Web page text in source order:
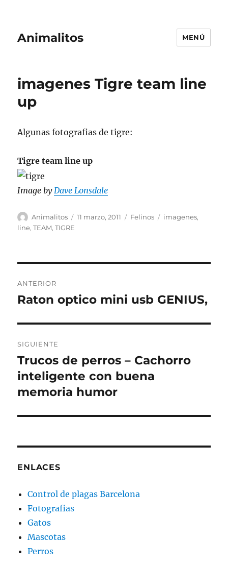
Animalitos MENÚ
imagenes Tigre team line
up
Algunas fotografias de tigre:
Tigre team line up
Image by Dave Lonsdale
Autor
Animalitos
Publicado
11 marzo, 2011 Categorías
Felinos Etiquetas
imagenes,
line,TEAM,TIGRE
de
ANTERIOR
Entrada
Raton optico mini usb GENIUS,
SIGUIENTE
Entrada
siguiente:
Trucos de perros – Cachorro
inteligente con buena
memoria humor
ENLACES
Control de plagas Barcelona
Fotografias
Gatos
Mascotas
Perros